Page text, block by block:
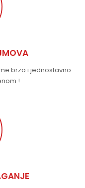
brzo i jednostavno.
!